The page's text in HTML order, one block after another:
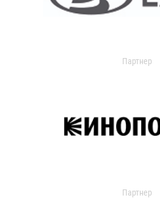
Партнер
Партнер